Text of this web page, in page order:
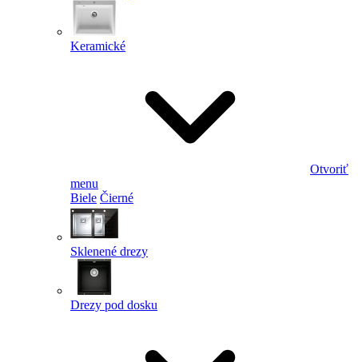
Keramické
Otvoriť
menu
Biele Čierné
Sklenené drezy
Drezy pod dosku